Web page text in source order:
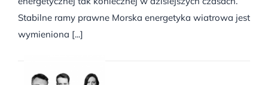
Stabilne ramy prawne Morska energetyka wiatrowa jest
wymieniona [...]